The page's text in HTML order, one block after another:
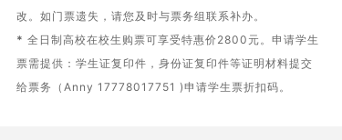
改。如门票遗失，请您及时与票务组联系补办。
* 全日制高校在校生购票可享受特惠价2800元。申请学生
票需提供：学生证复印件，身份证复印件等证明材料提交
给票务（Anny 17778017751 )申请学生票折扣码。